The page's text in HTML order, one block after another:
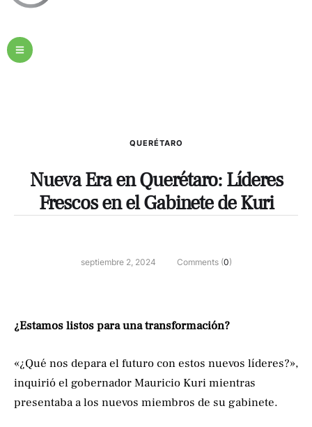
QUERÉTARO
Nueva Era en Querétaro: Líderes
Frescos en el Gabinete de Kuri
septiembre 2, 2024 Comments (0)
¿Estamos listos para una transformación?
«¿Qué nos depara el futuro con estos nuevos líderes?»,
inquirió el gobernador Mauricio Kuri mientras
presentaba a los nuevos miembros de su gabinete.